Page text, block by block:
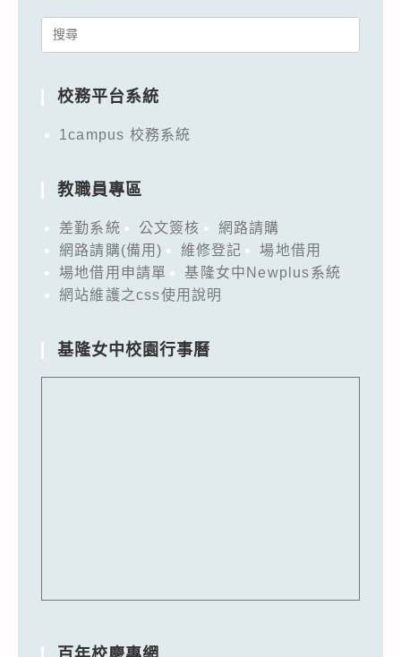
Search
校務平台系統
1campus 校務系統
教職員專區
差勤系統 公文簽核
網路請購
網路請購(備用)
維修登記
場地借用
場地借用申請單
基隆女中Newplus系統
網站維護之css使用說明
基隆女中校園行事曆